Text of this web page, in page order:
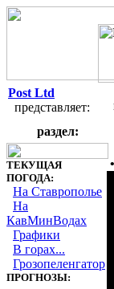
Post Ltd
представляет:
раздел:
ТЕКУЩАЯ
ПОГОДА:
На Ставрополье
На
КавМинВодах
Графики
В горах...
Грозопеленгатор
ПРОГНОЗЫ: